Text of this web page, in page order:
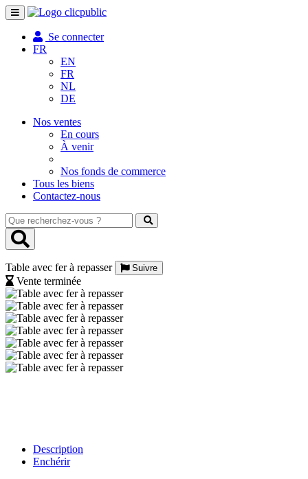
Toggle
navigation
Se connecter
FR
EN
FR
NL
DE
Nos ventes
En cours
À venir
Nos fonds de commerce
Tous les biens
Contactez-nous
Que
recherchez-
vous
Table avec fer à repasser
Suivre
Vente terminée
Description
Enchérir